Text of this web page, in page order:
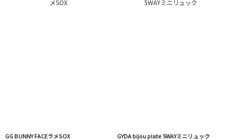
GG BUNNY FACEラメSOX GYDA bijou plate 5WAYミニリュック